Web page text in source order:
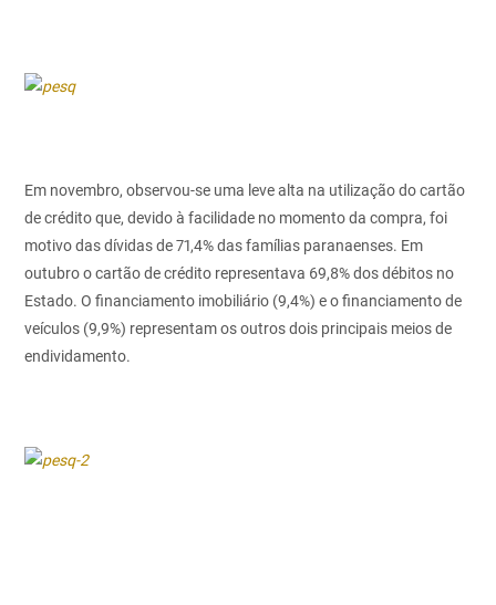
Em novembro, observou-se uma leve alta na utilização do cartão
de crédito que, devido à facilidade no momento da compra, foi
motivo das dívidas de 71,4% das famílias paranaenses. Em
outubro o cartão de crédito representava 69,8% dos débitos no
Estado. O financiamento imobiliário (9,4%) e o financiamento de
veículos (9,9%) representam os outros dois principais meios de
endividamento.